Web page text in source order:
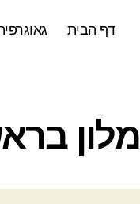
דף הבית
מלון